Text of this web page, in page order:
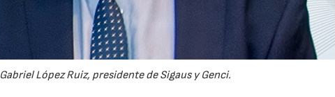
Gabriel López Ruiz, presidente de Sigaus y Genci.